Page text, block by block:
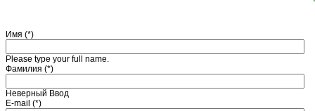
Имя (*)
Please type your full name.
Фамилия (*)
Неверный Ввод
E-mail (*)